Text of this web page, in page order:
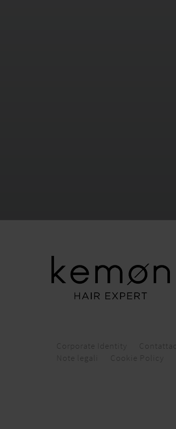
Corporate Identity Contattaci
Note legali
Cookie Policy